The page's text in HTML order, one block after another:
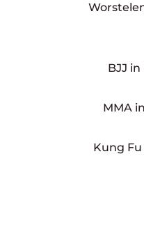
BJJ
MMA
Kung